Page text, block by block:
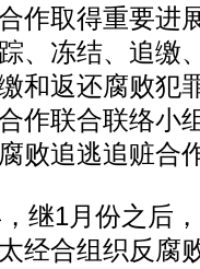
作取得重要进
、冻结、追缴
和返还腐败犯
作联合联络小
败追逃追赃合
1月份之后，
经合组织反腐